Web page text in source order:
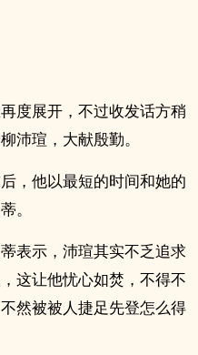
度展开，不过收发话方稍
沛瑄，大献殷勤。
，他以最短的时间和她的
。
表示，沛瑄其实不乏追求
这让他忧心如焚，不得不
然被被人捷足先登怎么得